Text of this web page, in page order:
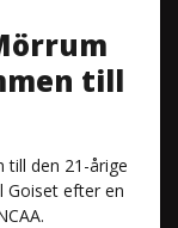
till
till den 21-årige
Goiset efter en